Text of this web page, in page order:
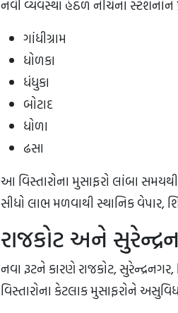
નવી વ્યવસ્થા હેઠળ નીચેના
ગાંધીગ્રામ
ધોળકા
ધંધુકા
બોટાદ
ધોળા
ઢસા
આ વિસ્તારોના મુસાફરો લાંબા
સીધો લાભ મળવાથી સ્થાનિક વેપાર,
રાજકોટ અને
નવા રૂટને કારણે રાજકોટ,
વિસ્તારોના કેટલાક મુસાફરોને